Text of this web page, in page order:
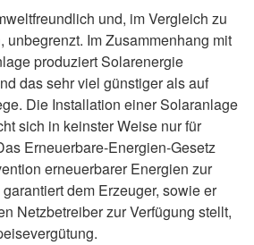
und, im Vergleich zu
unbegrenzt. Im Zusammenhang mit
produziert Solarenergie
das sehr viel günstiger als auf
Die Installation einer Solaranlage
sich in keinster Weise nur für
Erneuerbare-Energien-Gesetz
erneuerbarer Energien zur
dem Erzeuger, sowie er
Netzbetreiber zur Verfügung stellt,